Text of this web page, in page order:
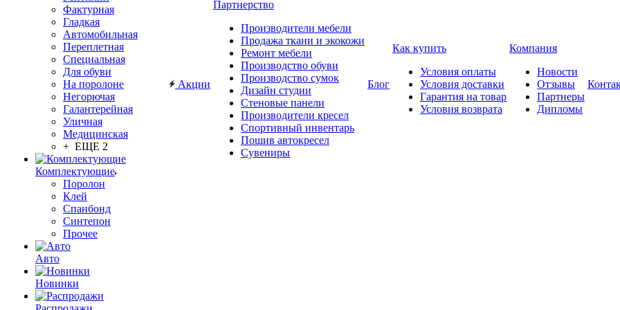
Фактурная
Гладкая
Автомобильная
Переплетная
Специальная
Для обуви
На поролоне
Негорючая
Галантерейная
Уличная
Медицинская
+ ЕЩЕ 2
Комплектующие
Поролон
Клей
Спанбонд
Синтепон
Прочее
Авто
Новинки
Акции
Партнерство
Производители мебели
Продажа ткани и экокожи
Ремонт мебели
Производство обуви
Производство сумок
Дизайн студии
Стеновые панели
Производители кресел
Спортивный инвентарь
Пошив автокресел
Сувениры
Блог
Как купить
Условия оплаты
Условия доставки
Гарантия на товар
Условия возврата
Компания
Новости
Отзывы
Партнеры
Дипломы